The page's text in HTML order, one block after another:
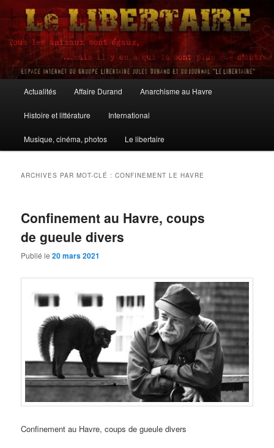
Aller
contenu
principal
Aller
contenu
secondaire
Le Libertaire
principal
Actualités Affaire Durand Anarchisme au Havre
Histoire et littérature International
Musique, cinéma, photos Le libertaire
ARCHIVES PAR MOT-CLÉ :CONFINEMENT LE HAVRE
Confinement au Havre, coups
de gueule divers
Publié le20 mars 2021
Confinement au Havre, coups de gueule divers